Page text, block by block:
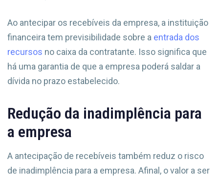
Ao antecipar os recebíveis da empresa, a instituição
financeira tem previsibilidade sobre a entrada dos
recursos no caixa da contratante. Isso significa que
há uma garantia de que a empresa poderá saldar a
dívida no prazo estabelecido.
Redução da inadimplência para
a empresa
A antecipação de recebíveis também reduz o risco
de inadimplência para a empresa. Afinal, o valor a ser